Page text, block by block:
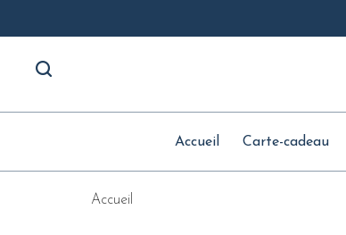
Accueil Carte-cadeau
Accueil